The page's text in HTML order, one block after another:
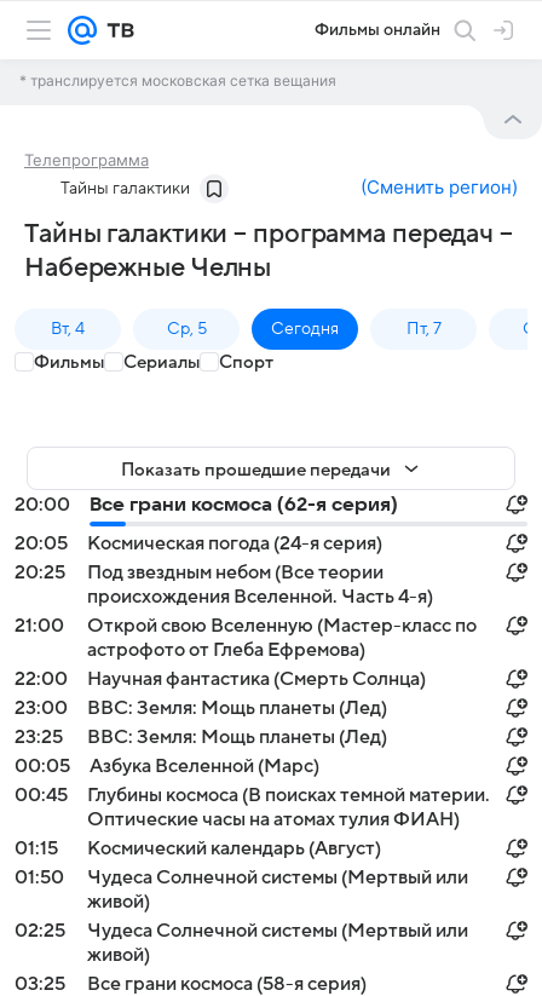
Фильмы онлайн
* транслируется московская сетка вещания
Телепрограмма
Тайны галактики (Сменить регион)
Тайны галактики – программа передач –
Набережные Челны
Вт, 4 Ср, 5 Сегодня Пт, 7
Фильмы Сериалы Спорт
Показать прошедшие передачи
20:00
Все грани космоса (62-я серия)
20:05
Космическая погода (24-я серия)
20:25
Под звездным небом (Все теории
происхождения Вселенной. Часть 4-я)
21:00
Открой свою Вселенную (Мастер-класс по
астрофото от Глеба Ефремова)
22:00
Научная фантастика (Смерть Солнца)
23:00
BBC: Земля: Мощь планеты (Лед)
23:25
BBC: Земля: Мощь планеты (Лед)
00:05
Азбука Вселенной (Марс)
00:45
Глубины космоса (В поисках темной материи.
Оптические часы на атомах тулия ФИАН)
01:15
Космический календарь (Август)
01:50
Чудеса Солнечной системы (Мертвый или
живой)
02:25
Чудеса Солнечной системы (Мертвый или
живой)
03:25
Все грани космоса (58-я серия)